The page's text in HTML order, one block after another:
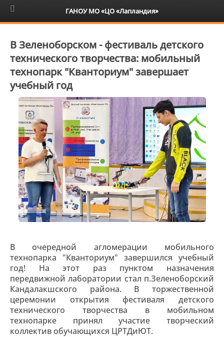
6+
В Зеленоборском - фестиваль детского
технического творчества: мобильный
технопарк "Кванториум" завершает
учебный год
В очередной агломерации мобильного
технопарка "Кванториум" завершился учебный
год! На этот раз пунктом назначения
передвижной лаборатории стал п.Зеленоборский
Кандалакшского района. В торжественной
церемонии открытия фестиваля детского
технического творчества в мобильном
технопарке принял участие творческий
коллектив обучающихся ЦРТДиЮТ.
ГАНОУ МО «ЦО «Лапландия»